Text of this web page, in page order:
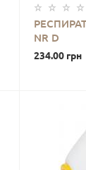
NR D
234.00 грн